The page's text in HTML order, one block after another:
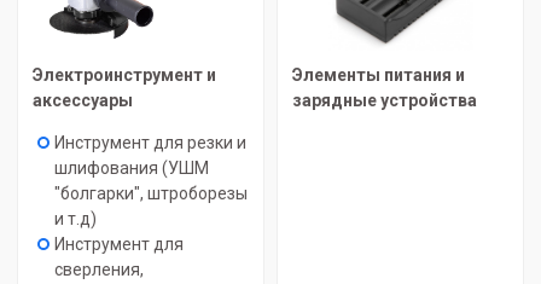
Электроинструмент и
аксессуары
Инструмент для резки и
шлифования (УШМ
"болгарки", штроборезы
и т.д)
Инструмент для
сверления,
Элементы питания и
зарядные устройства